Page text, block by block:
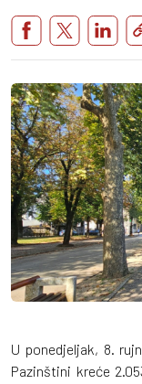
U ponedjeljak, 8.
Pazinštini kreće